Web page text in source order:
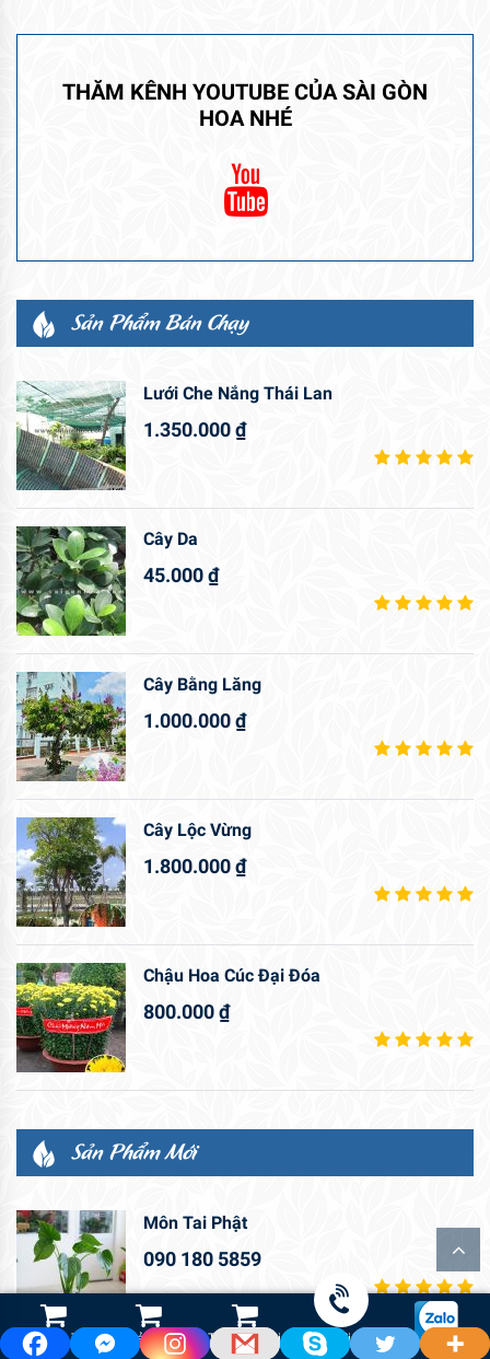
THĂM KÊNH YOUTUBE CỦA SÀI GÒN
HOA NHÉ
Sản Phẩm Bán Chạy
Lưới Che Nắng Thái Lan
1.350.000₫
Cây Da
45.000₫
Cây Bằng Lăng
1.000.000₫
Cây Lộc Vừng
1.800.000₫
Chậu Hoa Cúc Đại Đóa
800.000₫
Sản Phẩm Mới
Môn Tai Phật
090 180 5859
Shop Hoa Tươi Led Cảnh Quan Thiết Bị Tưới Gọi điện